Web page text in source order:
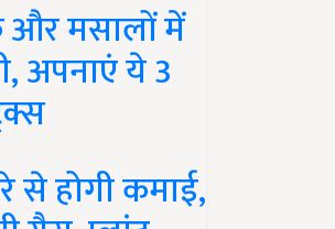
और मसालों में
अपनाएं ये 3
होगी कमाई,